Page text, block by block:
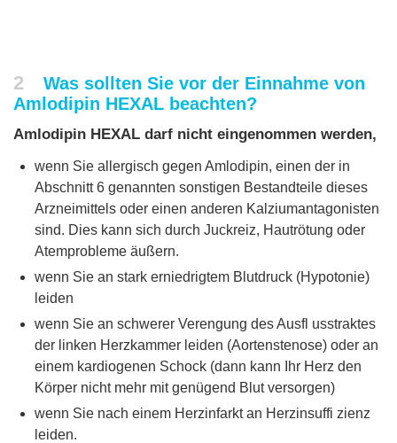
2
Was sollten Sie vor der Einnahme von
Amlodipin HEXAL beachten?
Amlodipin HEXAL darf nicht eingenommen werden,
wenn Sie allergisch gegen Amlodipin, einen der in
Abschnitt 6 genannten sonstigen Bestandteile dieses
Arzneimittels oder einen anderen Kalziumantagonisten
sind. Dies kann sich durch Juckreiz, Hautrötung oder
Atemprobleme äußern.
wenn Sie an stark erniedrigtem Blutdruck (Hypotonie)
leiden
wenn Sie an schwerer Verengung des Ausfl usstraktes
der linken Herzkammer leiden (Aortenstenose) oder an
einem kardiogenen Schock (dann kann Ihr Herz den
Körper nicht mehr mit genügend Blut versorgen)
wenn Sie nach einem Herzinfarkt an Herzinsuffi zienz
leiden.